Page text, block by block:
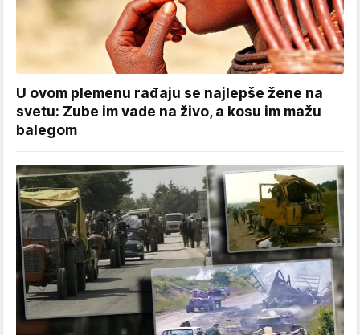
U ovom plemenu rađaju se najlepše žene na
svetu: Zube im vade na živo, a kosu im mažu
balegom